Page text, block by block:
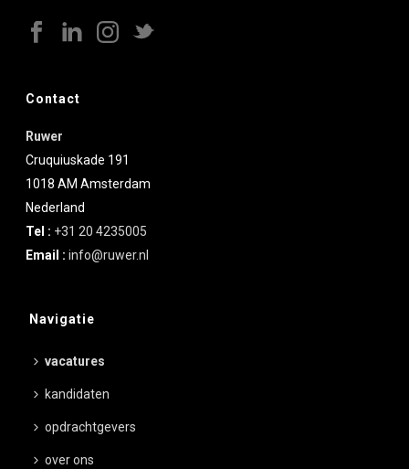
Contact
Ruwer
Cruquiuskade 191
1018 AM Amsterdam
Nederland
Tel : +31 20 4235005
Email :info@ruwer.nl
Navigatie
vacatures
kandidaten
opdrachtgevers
over ons